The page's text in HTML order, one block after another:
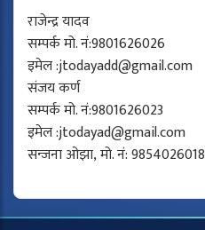
राजेन्द्र यादव
सम्पर्क मो. नं:9801626026
इमेल :jtodayadd@gmail.com
संजय कर्ण
सम्पर्क मो. नं:9801626023
इमेल :jtodayad@gmail.com
सन्जना ओझा, मो. नं: 9854026018